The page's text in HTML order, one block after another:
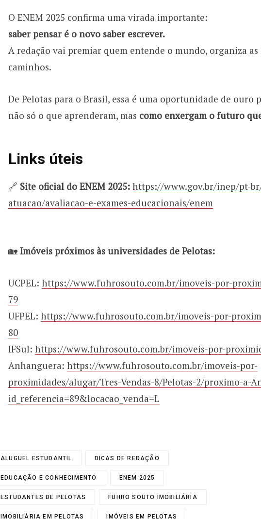
O ENEM 2025 confirma uma virada importante:
saber pensar é o novo saber escrever.
A redação vai premiar quem entende o mundo, organiza as
caminhos.
De Pelotas para o Brasil, essa é uma oportunidade de ouro
não só o que aprenderam, mas como enxergam o futuro
Links úteis
🔗 Site oficial do ENEM 2025: https://www.gov.br/inep/pt-
atuacao/avaliacao-e-exames-educacionais/enem
🏡 Imóveis próximos às universidades de Pelotas:
UCPEL: https://www.fuhrosouto.com.br/imoveis-por-
79
UFPEL: https://www.fuhrosouto.com.br/imoveis-por-
80
IFSul: https://www.fuhrosouto.com.br/imoveis-por-
Anhanguera: https://www.fuhrosouto.com.br/imoveis-por-
proximidades/alugar/Tres-Vendas-8/Pelotas-2/proximo-a-
id_referencia=89&locacao_venda=L
ALUGUEL ESTUDANTIL DICAS DE REDAÇÃO
EDUCAÇÃO E CONHECIMENTO ENEM 2025
ESTUDANTES DE PELOTAS FUHRO SOUTO IMOBILIÁRIA
IMOBILIÁRIA EM PELOTAS IMÓVEIS EM PELOTAS